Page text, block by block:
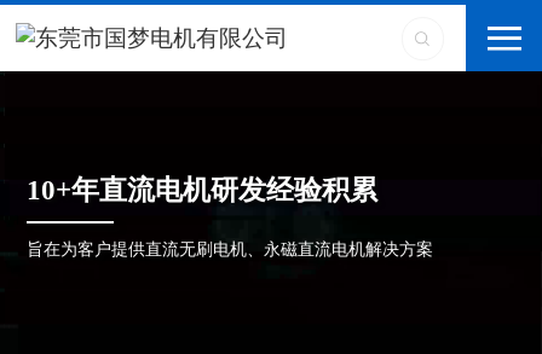
10+年直流电机研发经验积累
旨在为客户提供直流无刷电机、永磁直流电机解决方案